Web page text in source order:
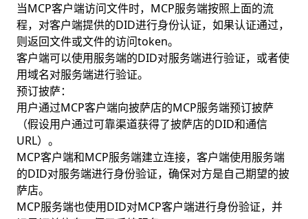
当MCP客户端访问文件时，MCP服务端按照上面的流
程，对客户端提供的DID进行身份认证，如果认证通过，
则返回文件或文件的访问token。
客户端可以使用服务端的DID对服务端进行验证，或者使
用域名对服务端进行验证。
预订披萨：
用户通过MCP客户端向披萨店的MCP服务端预订披萨
（假设用户通过可靠渠道获得了披萨店的DID和通信
URL）。
MCP客户端和MCP服务端建立连接，客户端使用服务端
的DID对服务端进行身份验证，确保对方是自己期望的披
萨店。
MCP服务端也使用DID对MCP客户端进行身份验证，并